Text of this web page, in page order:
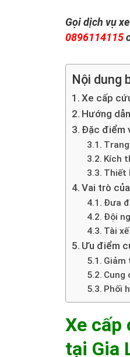
Gọi dịch vụ
0896114115
Nội dung
Xe cấp
Hướng
Đặc điểm
Kích
Thiết
Vai trò
Đưa
Đội
Tài
Ưu điểm
Giảm
Cung
Phối
Xe cấp
tại Gia